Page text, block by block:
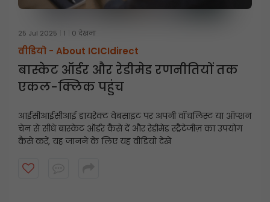
25 Jul 2025 1 0 देखना
वीडियो - About ICICIdirect
बास्केट ऑर्डर और रेडीमेड रणनीतियों तक
एकल-क्लिक पहुंच
आईसीआईसीआई डायरेक्ट वेबसाइट पर अपनी वॉचलिस्ट या ऑप्शन
चेन से सीधे बास्केट ऑर्डर कैसे दें और रेडीमेड स्ट्रैटेजीज़ का उपयोग
कैसे करें, यह जानने के लिए यह वीडियो देखें